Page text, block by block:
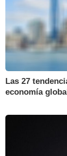
Las 27
economía